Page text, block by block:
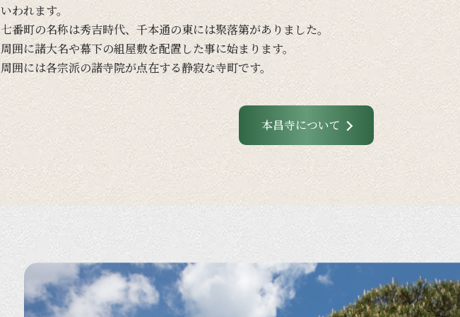
いわれます。
七番町の名称は秀吉時代、千本通の東には聚落第がありました。
周囲に諸大名や幕下の組屋敷を配置した事に始まります。
周囲には各宗派の諸寺院が点在する静寂な寺町です。
本昌寺について